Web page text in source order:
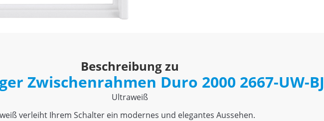
Beschreibung zu
Zwischenrahmen Duro 2000 2667-UW-BJ
Ultraweiß
verleiht Ihrem Schalter ein modernes und elegantes Aussehen.